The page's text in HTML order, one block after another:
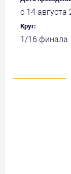
с 14 августа
Круг:
1/16 финала